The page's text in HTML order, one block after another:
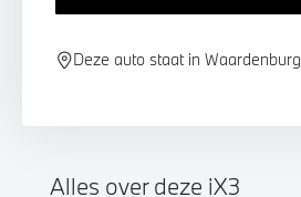
Deze auto staat in Waardenburg
Alles over deze iX3